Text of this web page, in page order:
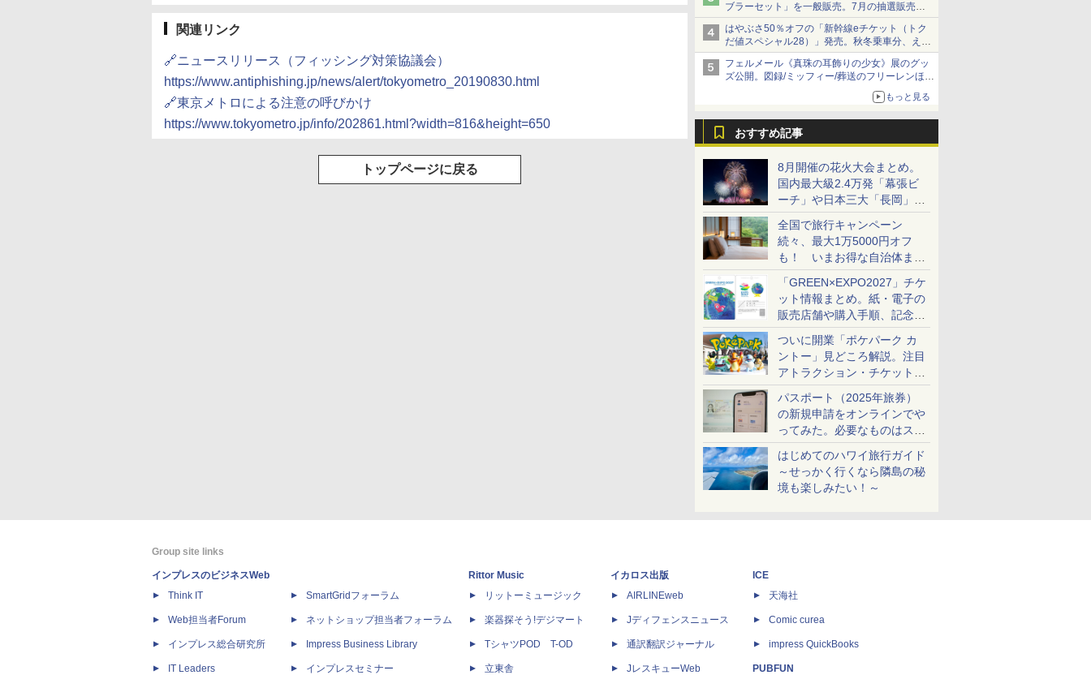
ブラーセット」を一般販売。7月の抽選販売の
当選無効分
はやぶさ50％オフの「新幹線eチケット（トク
だ値スペシャル28）」発売。秋冬乗車分、えき
ねっと限定
フェルメール《真珠の耳飾りの少女》展のグッ
ズ公開。図録/ミッフィー/葬送のフリーレンほ
もっと見る
おすすめ記事
8月開催の花火大会まとめ。
国内最大級2.4万発「幕張ビ
ーチ」や日本三大「長岡」な
ど大型イベント目白押し！
全国で旅行キャンペーン
続々、最大1万5000円オフ
も！ いまお得な自治体まと
め
「GREEN×EXPO2027」チケ
ット情報まとめ。紙・電子の
販売店舗や購入手順、記念チ
ケットも解説
ついに開業「ポケパーク カ
ントー」見どころ解説。注目
アトラクション・チケット手
配・来場前に必要な準備は？
パスポート（2025年旅券）
の新規申請をオンラインでや
ってみた。必要なものはスマ
ホとマイナカードのみ
はじめてのハワイ旅行ガイド
～せっかく行くなら隣島の秘
境も楽しみたい！～
関連リンク
🔗ニュースリリース（フィッシング対策協議会）
https://www.antiphishing.jp/news/alert/tokyometro_20190830.html
🔗東京メトロによる注意の呼びかけ
https://www.tokyometro.jp/info/202861.html?width=816&height=650
トップページに戻る
Group site links
インプレスのビジネスWeb
Think IT
Web担当者Forum
インプレス総合研究所
IT Leaders
SmartGridフォーラム
ネットショップ担当者フォーラム
Impress Business Library
インプレスセミナー
Rittor Music
リットーミュージック
楽器探そう!デジマート
TシャツPOD T-OD
立東舎
イカロス出版
AIRLINEweb
Jディフェンスニュース
通訳翻訳ジャーナル
JレスキューWeb
ICE
天海社
Comic curea
impress QuickBooks
PUBFUN